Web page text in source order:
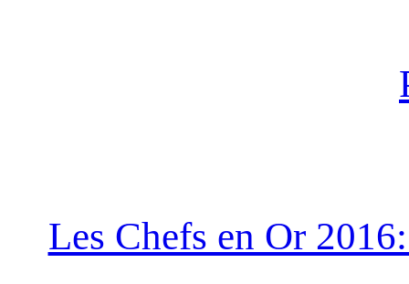
Les Chefs en Or